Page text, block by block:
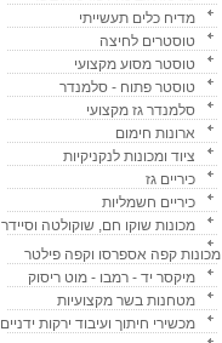
מדיח כלים תעשייתי
טוסטרים לחיצה
טוסטר מסוע מקצועי
טוסטר פתוח - סלמנדר
סלמנדר גז מקצועי
ארונות חימום
ציוד ומכונות לנקניקיות
כיריים גז
כיריים חשמליות
מכונות שוקו חם, שוקולטה וסיידר
מכונות קפה אספרסו וקפה פילטר
מיקסר יד - רמבו - מוט ריסוק
מטחנות בשר מקצועיות
מכשירי חיתוך ועיבוד ירקות ידניים